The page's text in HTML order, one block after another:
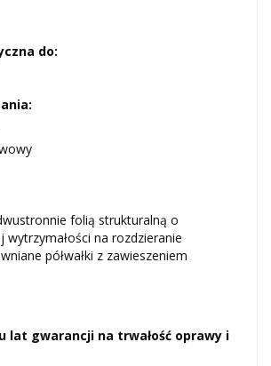
do:
folią strukturalną o
wytrzymałości na rozdzieranie
półwałki z zawieszeniem
lat gwarancji na trwałość oprawy i